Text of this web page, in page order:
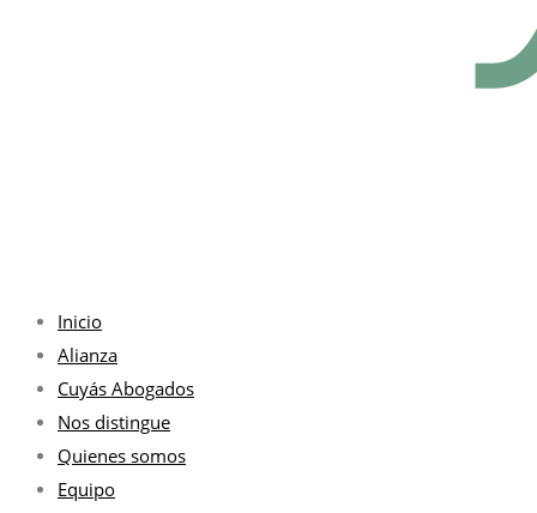
Inicio
Alianza
Cuyás Abogados
Nos distingue
Quienes somos
Equipo